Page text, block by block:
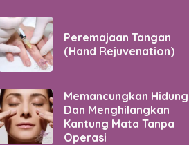
Peremajaan Tangan
(Hand Rejuvenation)
Memancungkan Hidung
Dan Menghilangkan
Kantung Mata Tanpa
Operasi